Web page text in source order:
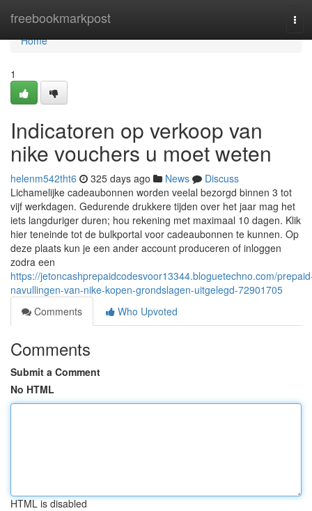
freebookmarkpost
Home
Home
1
Indicatoren op verkoop van
nike vouchers u moet weten
helenm542tht6 325 days ago News
Discuss
Lichamelijke cadeaubonnen worden veelal bezorgd binnen 3 tot
vijf werkdagen. Gedurende drukkere tijden over het jaar mag het
iets langduriger duren; hou rekening met maximaal 10 dagen. Klik
hier teneinde tot de bulkportal voor cadeaubonnen te kunnen. Op
deze plaats kun je een ander account produceren of inloggen
zodra een
https://jetoncashprepaidcodesvoor13344.bloguetechno.com/
navullingen-van-nike-kopen-grondslagen-uitgelegd-72901705
Comments
Who Upvoted
Comments
Submit a Comment
No HTML
HTML is disabled